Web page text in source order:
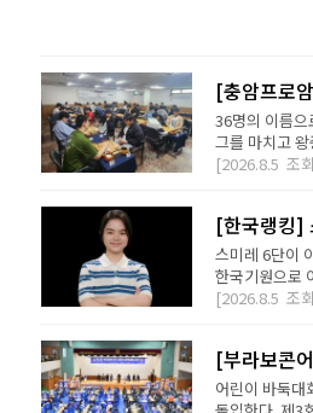
[충암프로
36명의 이름으
그를 마치고
[2026.8.5 조
[한국랭킹]
스미레 6단이
한국기원으로
[2026.8.5 조
[부라보콘
어린이 바둑대